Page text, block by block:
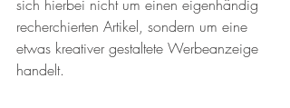
sich hierbei nicht um einen eigenhändig
recherchierten Artikel, sondern um eine
etwas kreativer gestaltete Werbeanzeige
handelt.